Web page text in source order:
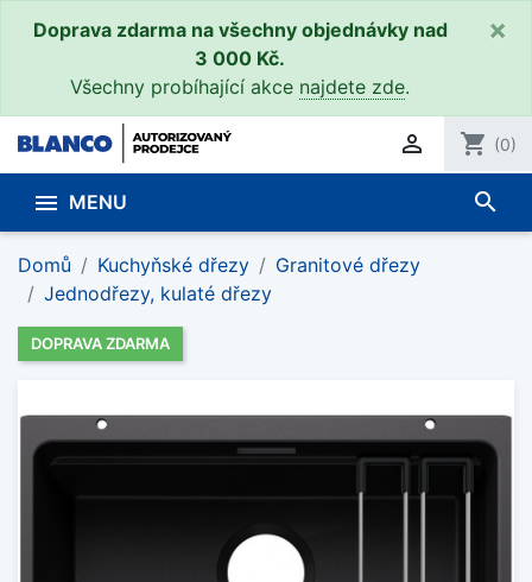
Doprava zdarma na všechny objednávky nad
3 000 Kč.
Všechny probíhající akce najdete zde.
×
 shopping_cart (0)
 MENU search
Domů Kuchyňské dřezy
Granitové dřezy
Jednodřezy, kulaté dřezy
DOPRAVA ZDARMA